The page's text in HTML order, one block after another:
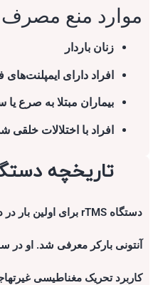
موارد منع مصرف
زنان باردار
افراد دارای
بیماران مبتلا به صرع یا
افراد با اختلالات خلقی
تاریخچه
کاربرد تحریک مغناطیسی